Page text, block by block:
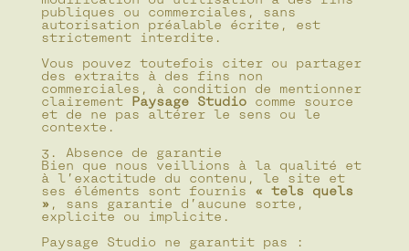
publiques ou commerciales, sans
autorisation préalable écrite, est
strictement interdite.
Vous pouvez toutefois citer ou partager
des extraits à des fins non
commerciales, à condition de mentionner
clairement Paysage Studio comme source
et de ne pas altérer le sens ou le
contexte.
3. Absence de garantie
Bien que nous veillions à la qualité et
à l’exactitude du contenu, le site et
ses éléments sont fournis « tels quels
» , sans garantie d’aucune sorte,
explicite ou implicite.
Paysage Studio ne garantit pas :